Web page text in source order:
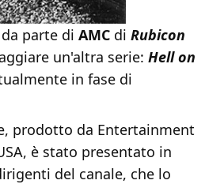
da parte di AMC di Rubicon
un'altra serie: Hell on
in fase di
prodotto da Entertainment
è stato presentato in
del canale, che lo